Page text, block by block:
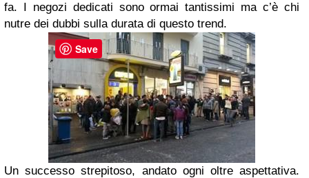
fa. I negozi dedicati sono ormai tantissimi ma c’è chi
nutre dei dubbi sulla durata di questo trend.
Un successo strepitoso, andato ogni oltre aspettativa.
Save